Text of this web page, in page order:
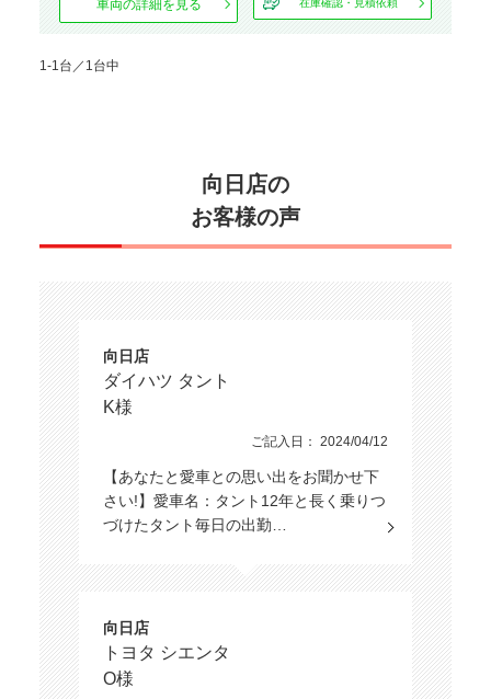
排気量
もっと詳しく
こだわりの条件
修復歴
ボディタイプ
ミッション
駆動方式
ハンドル
168
この条件で検索する
車両の詳細を見る 在庫確認・見積依頼
1-1台／1台中
向日店の
お客様の声
向日店
ダイハツ タント
K様
ご記入日： 2024/04/12
【あなたと愛車との思い出をお聞かせ下
さい!】愛車名：タント12年と長く乗りつ
づけたタント毎日の出勤…
向日店
トヨタ シエンタ
O様